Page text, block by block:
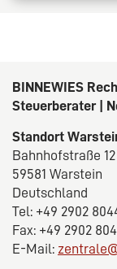
BINNEWIES
Steuerberater |
Standort
Bahnhofstraße 12
59581 Warstein
Deutschland
Tel: +49 2902
Fax: +49 2902
E-Mail: